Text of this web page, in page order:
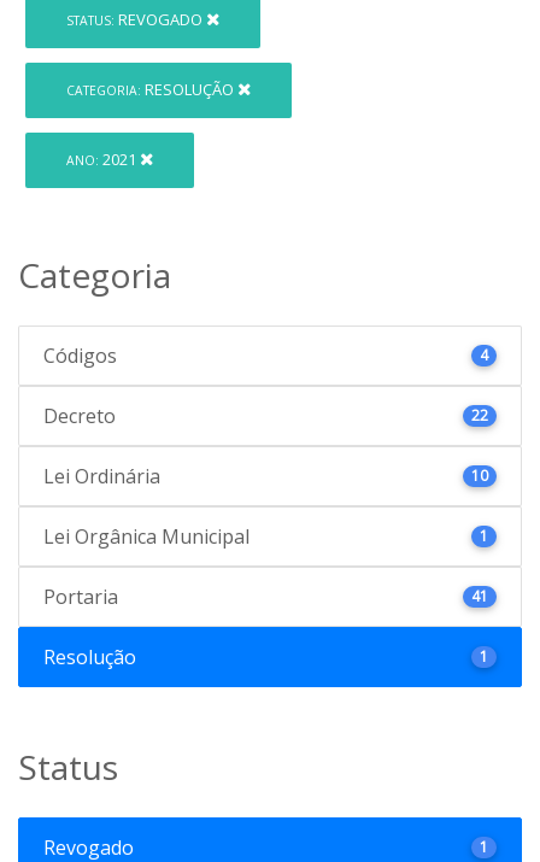
STATUS: REVOGADO
CATEGORIA: RESOLUÇÃO
ANO: 2021
Categoria
Códigos 4
Decreto 22
Lei Ordinária 10
Lei Orgânica Municipal 1
Portaria 41
Resolução 1
Status
Revogado 1